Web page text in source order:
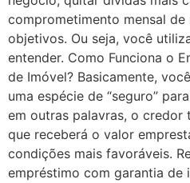
comprometimento mensal
objetivos. Ou seja, você
entender. Como Funciona o
de Imóvel? Basicamente,
uma espécie de “seguro”
em outras palavras, o credor
que receberá o valor
condições mais favoráveis.
empréstimo com garantia de